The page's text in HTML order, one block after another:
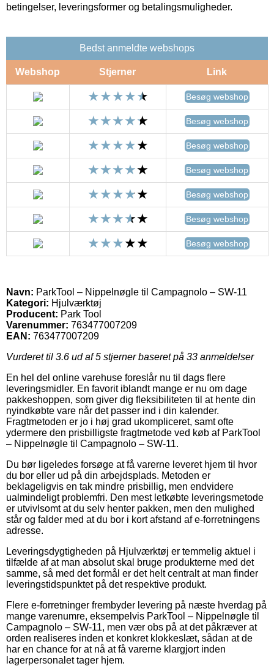
betingelser, leveringsformer og betalingsmuligheder.
Bedst anmeldte webshops
Webshop Stjerner Link
Besøg webshop
Besøg webshop
Besøg webshop
Besøg webshop
Besøg webshop
Besøg webshop
Besøg webshop
Navn: ParkTool – Nippelnøgle til Campagnolo – SW-11
Kategori: Hjulværktøj
Producent: Park Tool
Varenummer: 763477007209
EAN: 763477007209
Vurderet til 3.6 ud af 5 stjerner baseret på 33 anmeldelser
En hel del online varehuse foreslår nu til dags flere
leveringsmidler. En favorit iblandt mange er nu om dage
pakkeshoppen, som giver dig fleksibiliteten til at hente din
nyindkøbte vare når det passer ind i din kalender.
Fragtmetoden er jo i høj grad ukompliceret, samt ofte
ydermere den prisbilligste fragtmetode ved køb af ParkTool
– Nippelnøgle til Campagnolo – SW-11.
Du bør ligeledes forsøge at få varerne leveret hjem til hvor
du bor eller ud på din arbejdsplads. Metoden er
beklageligvis en tak mindre prisbillig, men endvidere
ualmindeligt problemfri. Den mest letkøbte leveringsmetode
er utvivlsomt at du selv henter pakken, men den mulighed
står og falder med at du bor i kort afstand af e-forretningens
adresse.
Leveringsdygtigheden på Hjulværktøj er temmelig aktuel i
tilfælde af at man absolut skal bruge produkterne med det
samme, så med det formål er det helt centralt at man finder
leveringstidspunktet på det respektive produkt.
Flere e-forretninger frembyder levering på næste hverdag på
mange varenumre, eksempelvis ParkTool – Nippelnøgle til
Campagnolo – SW-11, men vær obs på at det påkræver at
orden realiseres inden et konkret klokkeslæt, sådan at de
har en chance for at nå at få varerne klargjort inden
lagerpersonalet tager hjem.